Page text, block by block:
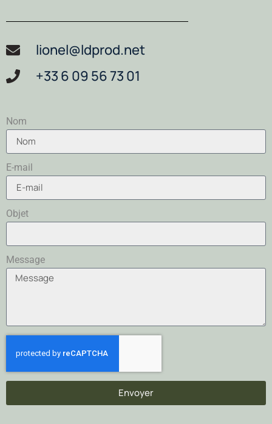
lionel@ldprod.net
+33 6 09 56 73 01
Nom
E-mail
Objet
Message
Envoyer